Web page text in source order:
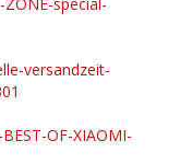
versandzeit-
OF-XIAOMI-